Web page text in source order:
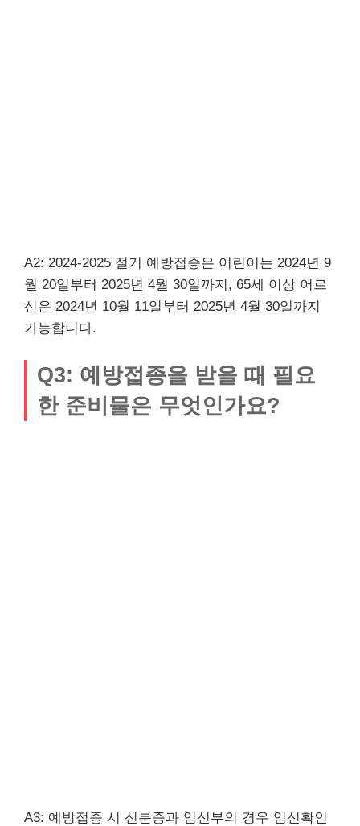
A2: 2024-2025 절기 예방접종은 어린이는 2024년 9
월 20일부터 2025년 4월 30일까지, 65세 이상 어르
신은 2024년 10월 11일부터 2025년 4월 30일까지
가능합니다.
Q3: 예방접종을 받을 때 필요
한 준비물은 무엇인가요?
A3: 예방접종 시 신분증과 임신부의 경우 임신확인